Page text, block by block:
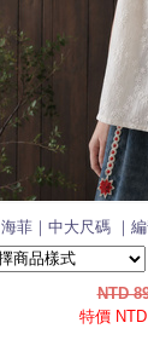
海菲｜中大尺碼 ｜
NTD
特價